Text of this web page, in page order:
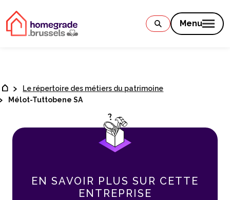
Menu
Le répertoire des métiers du patrimoine
Mélot-Tuttobene SA
EN SAVOIR PLUS SUR CETTE
ENTREPRISE